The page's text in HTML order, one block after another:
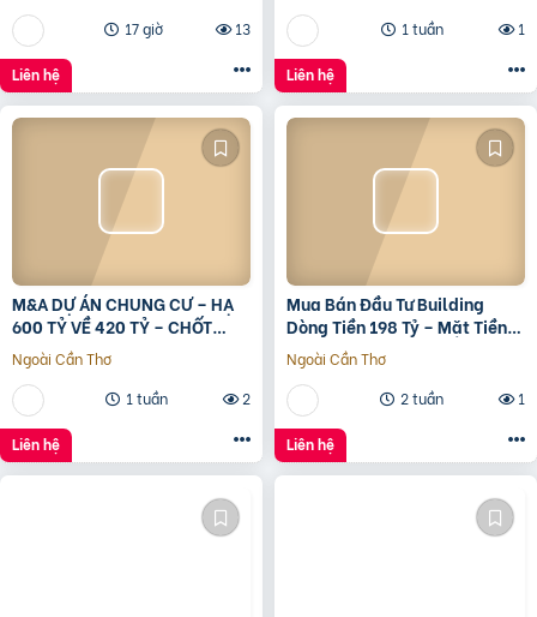
17 giờ
13
Liên hệ
1 tuần
1
Liên hệ
M&A DỰ ÁN CHUNG CƯ – HẠ
600 TỶ VỀ 420 TỶ – CHỐT
LVCC
Ngoài Cần Thơ
1 tuần
2
Liên hệ
Mua Bán Đầu Tư Building
Dòng Tiền 198 Tỷ – Mặt Tiền
Đường 3/2, Trung Tâm Quận
10
Ngoài Cần Thơ
2 tuần
1
Liên hệ